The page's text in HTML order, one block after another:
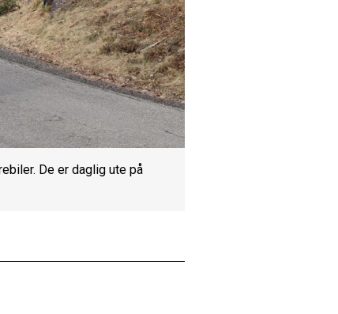
De er daglig ute på